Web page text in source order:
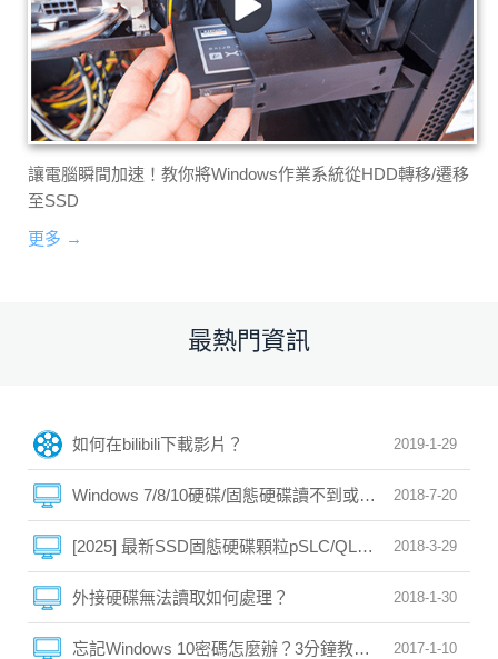
讓電腦瞬間加速！教你將Windows作業系統從HDD轉移/遷移
至SSD
更多 →
最熱門資訊
2019-1-29
如何在bilibili下載影片？
2018-7-20
Windows 7/8/10硬碟/固態硬碟讀不到或無法辨識？初學
2018-3-29
[2025] 最新SSD固態硬碟顆粒pSLC/QLC/SLC/MLC/TLC
2018-1-30
外接硬碟無法讀取如何處理？
2017-1-10
忘記Windows 10密碼怎麼辦？3分鐘教你快速輕鬆破解